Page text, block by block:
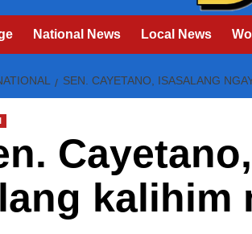
National News Local News
SEN. CAYETANO, ISASALANG
kalihim